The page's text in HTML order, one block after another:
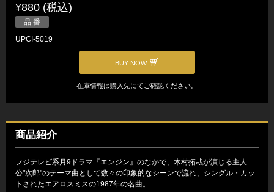
¥880 (税込)
品 番
UPCI-5019
BUY NOW
在庫情報は購入先にてご確認ください。
商品紹介
フジテレビ系月9ドラマ『エンジン』のなかで、木村拓哉が演じる主人
公"次郎"のテーマ曲として数々の印象的なシーンで流れ、シングル・カッ
トされたエアロスミスの1987年の名曲。